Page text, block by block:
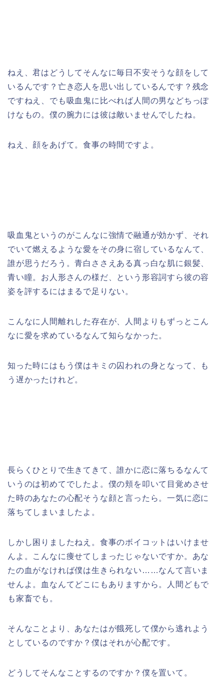
ねえ、君はどうしてそんなに毎日不安そうな顔をして
いるんです？亡き恋人を思い出しているんです？残念
ですねえ、でも吸血鬼に比べれば人間の男などちっぽ
けなもの。僕の腕力には彼は敵いませんでしたね。
ねえ、顔をあげて。食事の時間ですよ。
吸血鬼というのがこんなに強情で融通が効かず、それ
でいて燃えるような愛をその身に宿しているなんて、
誰が思うだろう。青白ささえある真っ白な肌に銀髪、
青い瞳。お人形さんの様だ、という形容詞すら彼の容
姿を評するにはまるで足りない。
こんなに人間離れした存在が、人間よりもずっとこん
なに愛を求めているなんて知らなかった。
知った時にはもう僕はキミの囚われの身となって、も
う遅かったけれど。
長らくひとりで生きてきて、誰かに恋に落ちるなんて
いうのは初めてでしたよ。僕の頬を叩いて目覚めさせ
た時のあなたの心配そうな顔と言ったら。一気に恋に
落ちてしまいましたよ。
しかし困りましたねえ。食事のボイコットはいけませ
んよ。こんなに痩せてしまったじゃないですか。あな
たの血がなければ僕は生きられない……なんて言いま
せんよ。血なんてどこにもありますから。人間どもで
も家畜でも。
そんなことより、あなたはが餓死して僕から逃れよう
としているのですか？僕はそれが心配です。
どうしてそんなことするのですか？僕を置いて。